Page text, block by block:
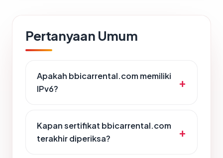
Pertanyaan Umum
Apakah bbicarrental.com memiliki
IPv6?
Kapan sertifikat bbicarrental.com
terakhir diperiksa?